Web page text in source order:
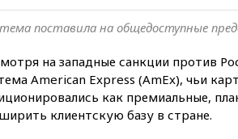
поставила на общедоступные
на западные санкции против
American Express (AmEx), чьи
как премиальные,
клиентскую базу в стране.